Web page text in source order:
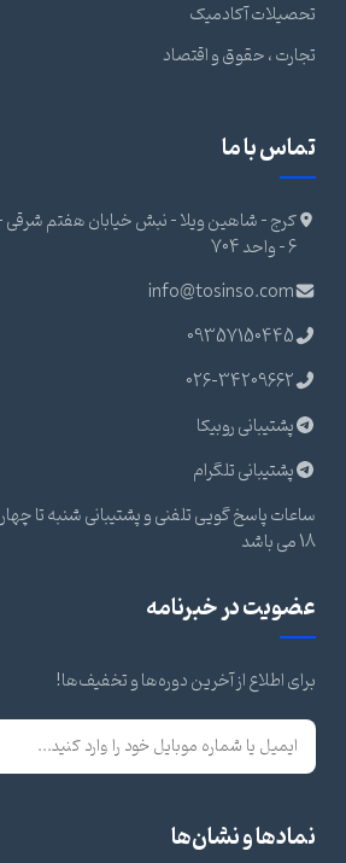
تحصیلات آکادمیک
تجارت ، حقوق و اقتصاد
تماس با ما
کرج - شاهین ویلا - نبش خیابان هفتم
6 - واحد 704
info@tosinso.com
09357150445
026-34209662
پشتیبانی روبیکا
پشتیبانی تلگرام
18 می باشد
عضویت در خبرنامه
برای اطلاع از آخرین دوره‌ها و تخفیف‌ها!
نمادها و نشان‌ها